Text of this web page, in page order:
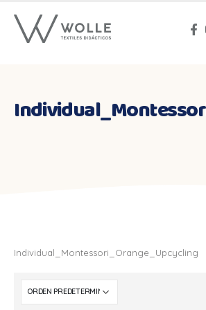
Individual_Montessori_Orange_Upcycling